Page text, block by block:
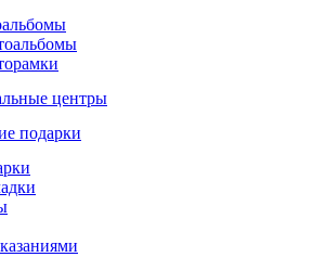
центры
подарки